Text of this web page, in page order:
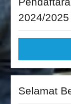
2024/2025
Selamat